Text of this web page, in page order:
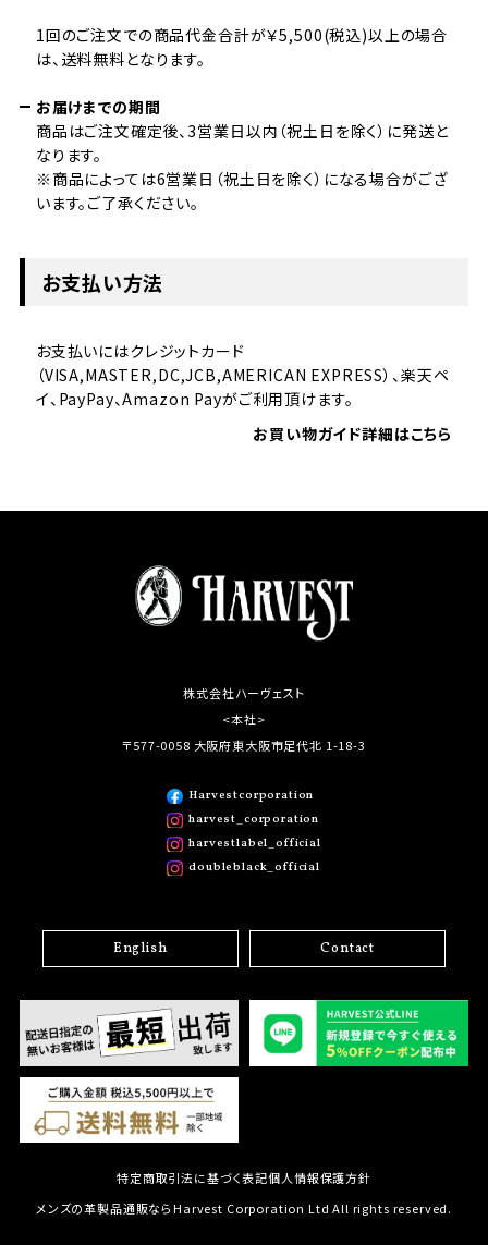
1回のご注文での商品代金合計が￥5,500(税込)以上の場合
は、送料無料となります。
お届けまでの期間
商品はご注文確定後、3営業日以内（祝土日を除く）に発送と
なります。
※商品によっては6営業日（祝土日を除く）になる場合がござ
います。ご了承ください。
お支払い方法
お支払いにはクレジットカード
（VISA,MASTER,DC,JCB,AMERICAN EXPRESS）、楽天ペ
イ、PayPay、Amazon Payがご利用頂けます。
お買い物ガイド詳細はこちら
株式会社ハーヴェスト
<本社>
〒577-0058 大阪府東大阪市足代北 1-18-3
Harvestcorporation
harvest_corporation
harvestlabel_official
doubleblack_official
English Contact
特定商取引法に基づく表記個人情報保護方針
メンズの革製品通販ならHarvest Corporation Ltd All rights reserved.